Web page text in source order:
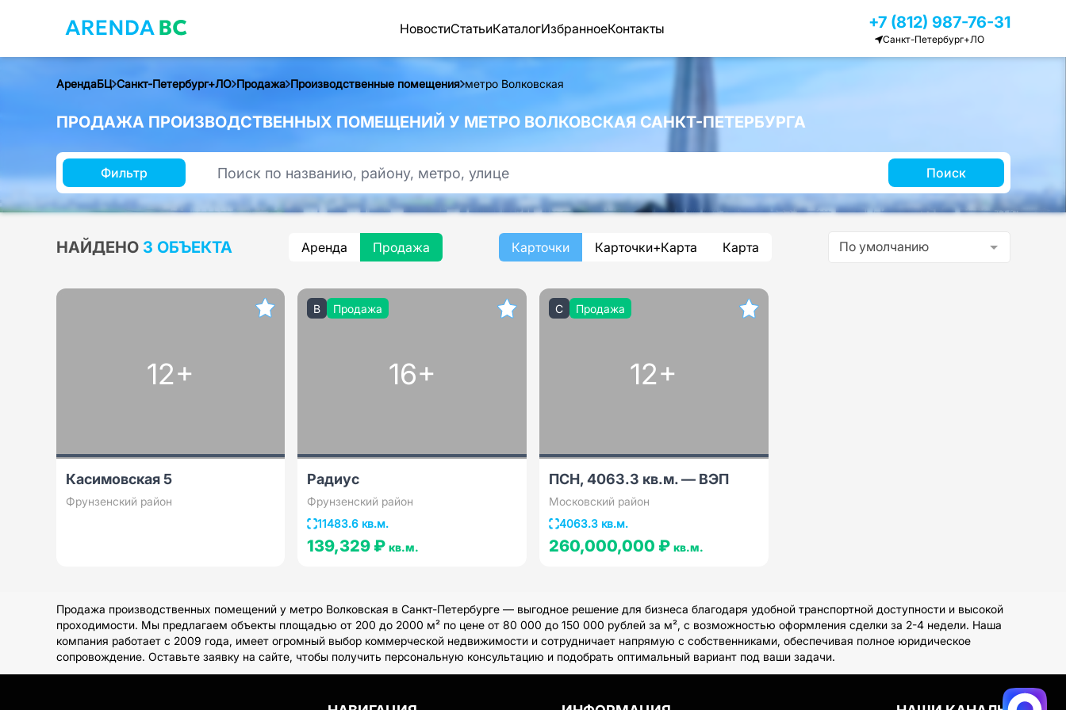
НовостиСтатьиКаталогИзбранноеКонтакты +7 (812) 987-76-31
Санкт-Петербург+ЛО
АрендаБЦ Санкт-Петербург+ЛО Продажа Производственные помещения метро Волковская
ПРОДАЖА ПРОИЗВОДСТВЕННЫХ ПОМЕЩЕНИЙ У МЕТРО ВОЛКОВСКАЯ САНКТ-ПЕТЕРБУРГА
Фильтр Поиск
НАЙДЕНО 3 ОБЪЕКТА Аренда Продажа Карточки Карточки+Карта Карта По умолчанию
12+
Касимовская 5
Фрунзенский район
B Продажа
16+
Радиус
Фрунзенский район
11483.6 кв.м.
139,329 ₽кв.м.
C Продажа
12+
ПСН, 4063.3 кв.м. — ВЭП
Московский район
4063.3 кв.м.
260,000,000 ₽ кв.м.
Продажа производственных помещений у метро Волковская в Санкт-Петербурге — выгодное решение для бизнеса благодаря удобной транспортной доступности и высокой
проходимости. Мы предлагаем объекты площадью от 200 до 2000 м² по цене от 80 000 до 150 000 рублей за м², с возможностью оформления сделки за 2-4 недели. Наша
компания работает с 2009 года, имеет огромный выбор коммерческой недвижимости и сотрудничает напрямую с собственниками, обеспечивая полное юридическое
сопровождение. Оставьте заявку на сайте, чтобы получить персональную консультацию и подобрать оптимальный вариант под ваши задачи.